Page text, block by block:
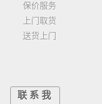
保价服务
上门取货
送货上门
联系我